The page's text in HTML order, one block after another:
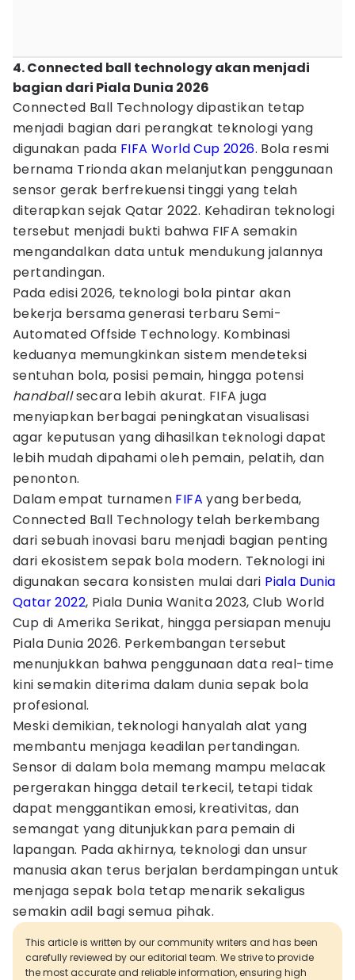
4. Connected ball technology akan menjadi
bagian dari Piala Dunia 2026
Connected Ball Technology dipastikan tetap
menjadi bagian dari perangkat teknologi yang
digunakan pada FIFA World Cup 2026. Bola resmi
bernama Trionda akan melanjutkan penggunaan
sensor gerak berfrekuensi tinggi yang telah
diterapkan sejak Qatar 2022. Kehadiran teknologi
tersebut menjadi bukti bahwa FIFA semakin
mengandalkan data untuk mendukung jalannya
pertandingan.
Pada edisi 2026, teknologi bola pintar akan
bekerja bersama generasi terbaru Semi-
Automated Offside Technology. Kombinasi
keduanya memungkinkan sistem mendeteksi
sentuhan bola, posisi pemain, hingga potensi
handballsecara lebih akurat. FIFA juga
menyiapkan berbagai peningkatan visualisasi
agar keputusan yang dihasilkan teknologi dapat
lebih mudah dipahami oleh pemain, pelatih, dan
penonton.
Dalam empat turnamen FIFA yang berbeda,
Connected Ball Technology telah berkembang
dari sebuah inovasi baru menjadi bagian penting
dari ekosistem sepak bola modern. Teknologi ini
digunakan secara konsisten mulai dari Piala Dunia
Qatar 2022, Piala Dunia Wanita 2023, Club World
Cup di Amerika Serikat, hingga persiapan menuju
Piala Dunia 2026. Perkembangan tersebut
menunjukkan bahwa penggunaan data real-time
kini semakin diterima dalam dunia sepak bola
profesional.
Meski demikian, teknologi hanyalah alat yang
membantu menjaga keadilan pertandingan.
Sensor di dalam bola memang mampu melacak
pergerakan hingga detail terkecil, tetapi tidak
dapat menggantikan emosi, kreativitas, dan
semangat yang ditunjukkan para pemain di
lapangan. Pada akhirnya, teknologi dan unsur
manusia akan terus berjalan berdampingan untuk
menjaga sepak bola tetap menarik sekaligus
semakin adil bagi semua pihak.
This article is written by our community writers and has been
carefully reviewed by our editorial team. We strive to provide
the most accurate and reliable information, ensuring high